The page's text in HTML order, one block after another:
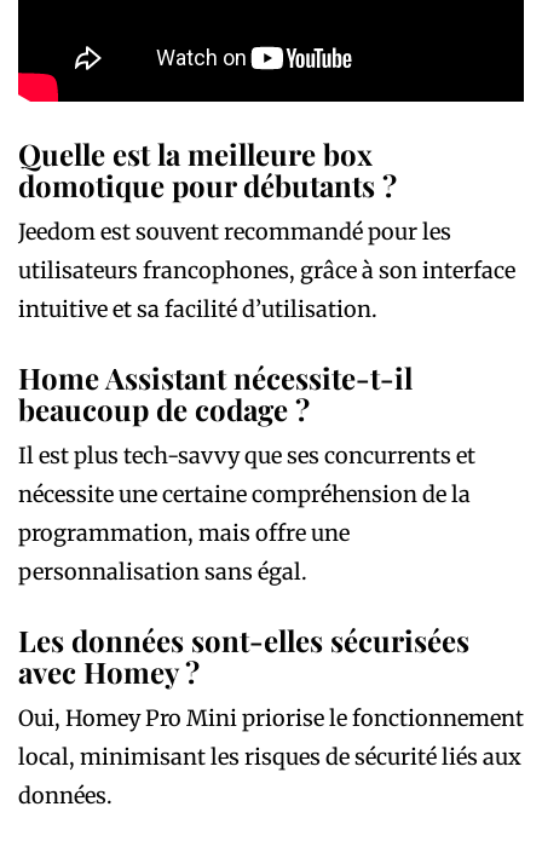
Quelle est la meilleure box
domotique pour débutants ?
Jeedom est souvent recommandé pour les
utilisateurs francophones, grâce à son interface
intuitive et sa facilité d’utilisation.
Home Assistant nécessite-t-il
beaucoup de codage ?
Il est plus tech-savvy que ses concurrents et
nécessite une certaine compréhension de la
programmation, mais offre une
personnalisation sans égal.
Les données sont-elles sécurisées
avec Homey ?
Oui, Homey Pro Mini priorise le fonctionnement
local, minimisant les risques de sécurité liés aux
données.